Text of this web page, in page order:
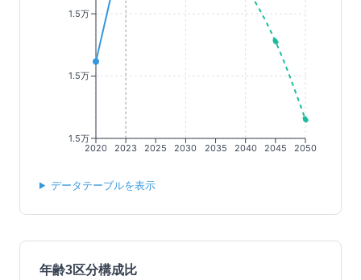
2020 2023 2025 2030 2035 2040 2045 2050
1.5万
1.5万
1.5万
データテーブルを表示
年齢3区分構成比